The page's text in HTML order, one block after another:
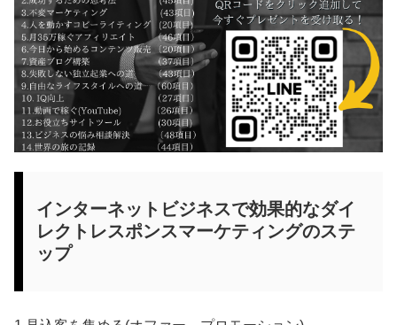
インターネットビジネスで効果的なダイ
レクトレスポンスマーケティングのステ
ップ